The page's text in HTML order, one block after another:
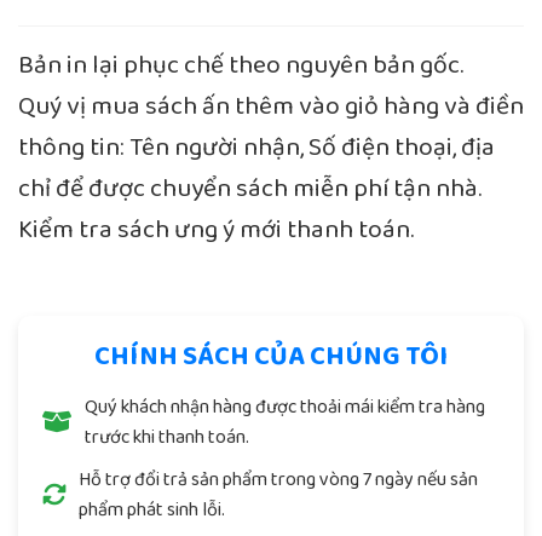
Bản in lại phục chế theo nguyên bản gốc.
Quý vị mua sách ấn thêm vào giỏ hàng và điền
thông tin: Tên người nhận, Số điện thoại, địa
chỉ để được chuyển sách miễn phí tận nhà.
Kiểm tra sách ưng ý mới thanh toán.
CHÍNH SÁCH CỦA CHÚNG TÔI
Quý khách nhận hàng được thoải mái kiểm tra hàng
trước khi thanh toán.
Hỗ trợ đổi trả sản phẩm trong vòng 7 ngày nếu sản
phẩm phát sinh lỗi.